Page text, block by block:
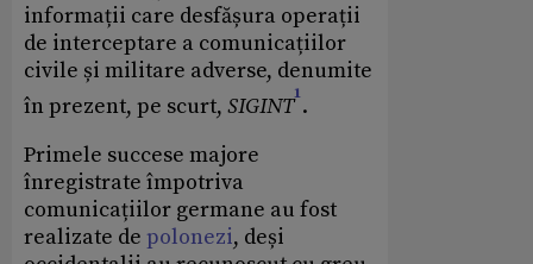
informații care desfășura operații
de interceptare a comunicațiilor
civile și militare adverse, denumite
în prezent, pe scurt, SIGINT1.
Primele succese majore
înregistrate împotriva
comunicațiilor germane au fost
realizate de polonezi, deși